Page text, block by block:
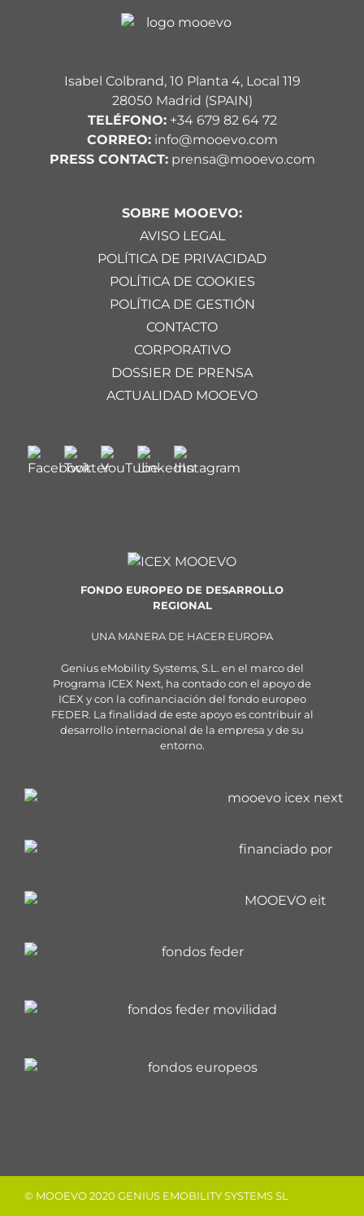
Isabel Colbrand, 10 Planta 4, Local 119
28050 Madrid (SPAIN)
TELÉFONO:+34 679 82 64 72
CORREO:info@mooevo.com
PRESS CONTACT:prensa@mooevo.com
SOBRE MOOEVO:
AVISO LEGAL
POLÍTICA DE PRIVACIDAD
POLÍTICA DE COOKIES
POLÍTICA DE GESTIÓN
CONTACTO
CORPORATIVO
DOSSIER DE PRENSA
ACTUALIDAD MOOEVO
FONDO EUROPEO DE DESARROLLO
REGIONAL
UNA MANERA DE HACER EUROPA
Genius eMobility Systems, S.L. en el marco del
Programa ICEX Next, ha contado con el apoyo de
ICEX y con la cofinanciación del fondo europeo
FEDER. La finalidad de este apoyo es contribuir al
desarrollo internacional de la empresa y de su
entorno.
© MOOEVO 2020 GENIUS EMOBILITY SYSTEMS SL